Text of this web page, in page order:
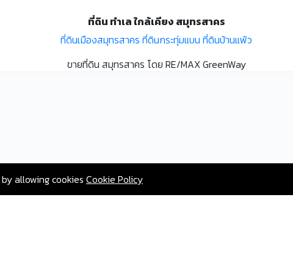
ที่ดิน ทำเล ใกล้เคียง สมุทรสาคร
ที่ดินเมืองสมุทรสาคร ที่ดินกระทุ่มแบน ที่ดินบ้านแพ้ว
ขายที่ดิน สมุทรสาคร โดย RE/MAX GreenWay
allowing cookies Cookie Policy